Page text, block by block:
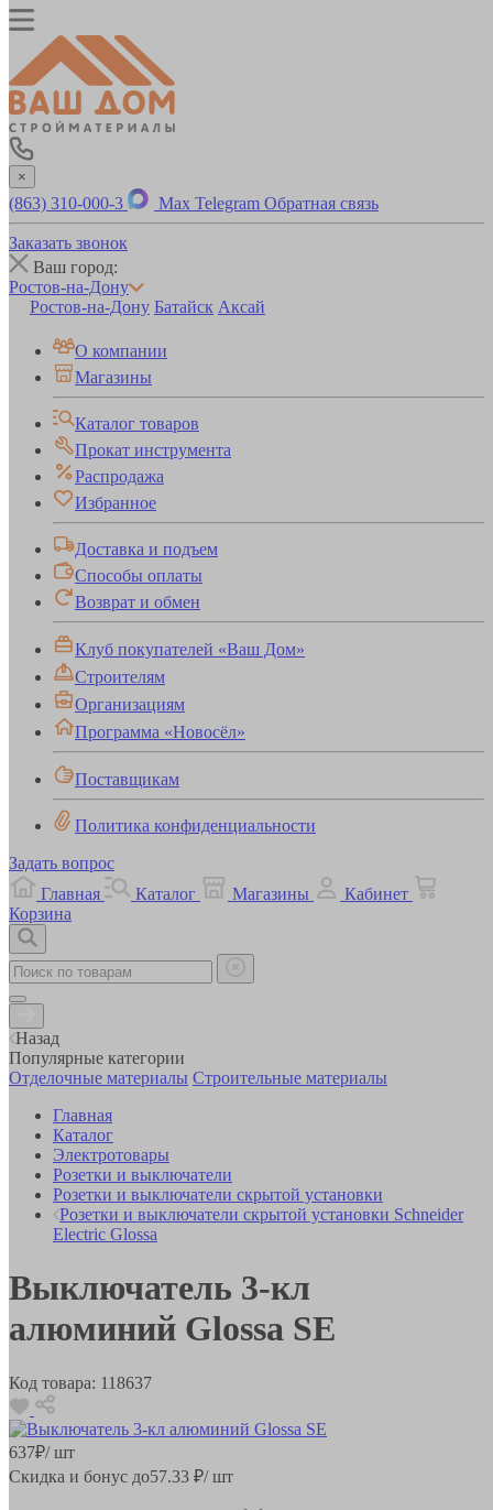
×
(863) 310-000-3 Max Telegram Обратная связь
Заказать звонок
Ваш город:
Ростов-на-Дону
Ростов-на-Дону Батайск Аксай
О компании
Магазины
Каталог товаров
Прокат инструмента
Распродажа
Избранное
Доставка и подъем
Способы оплаты
Возврат и обмен
Клуб покупателей «Ваш Дом»
Строителям
Организациям
Программа «Новосёл»
Поставщикам
Политика конфиденциальности
Задать вопрос
Главная
Каталог Магазины
Кабинет
Корзина
Назад
Популярные категории
Отделочные материалы Строительные материалы
Главная
Каталог
Электротовары
Розетки и выключатели
Розетки и выключатели скрытой установки
Розетки и выключатели скрытой установки Schneider
Electric Glossa
Выключатель 3-кл
алюминий Glossa SE
Код товара: 118637
637₽/ шт
Скидка и бонус до57.33 ₽/ шт